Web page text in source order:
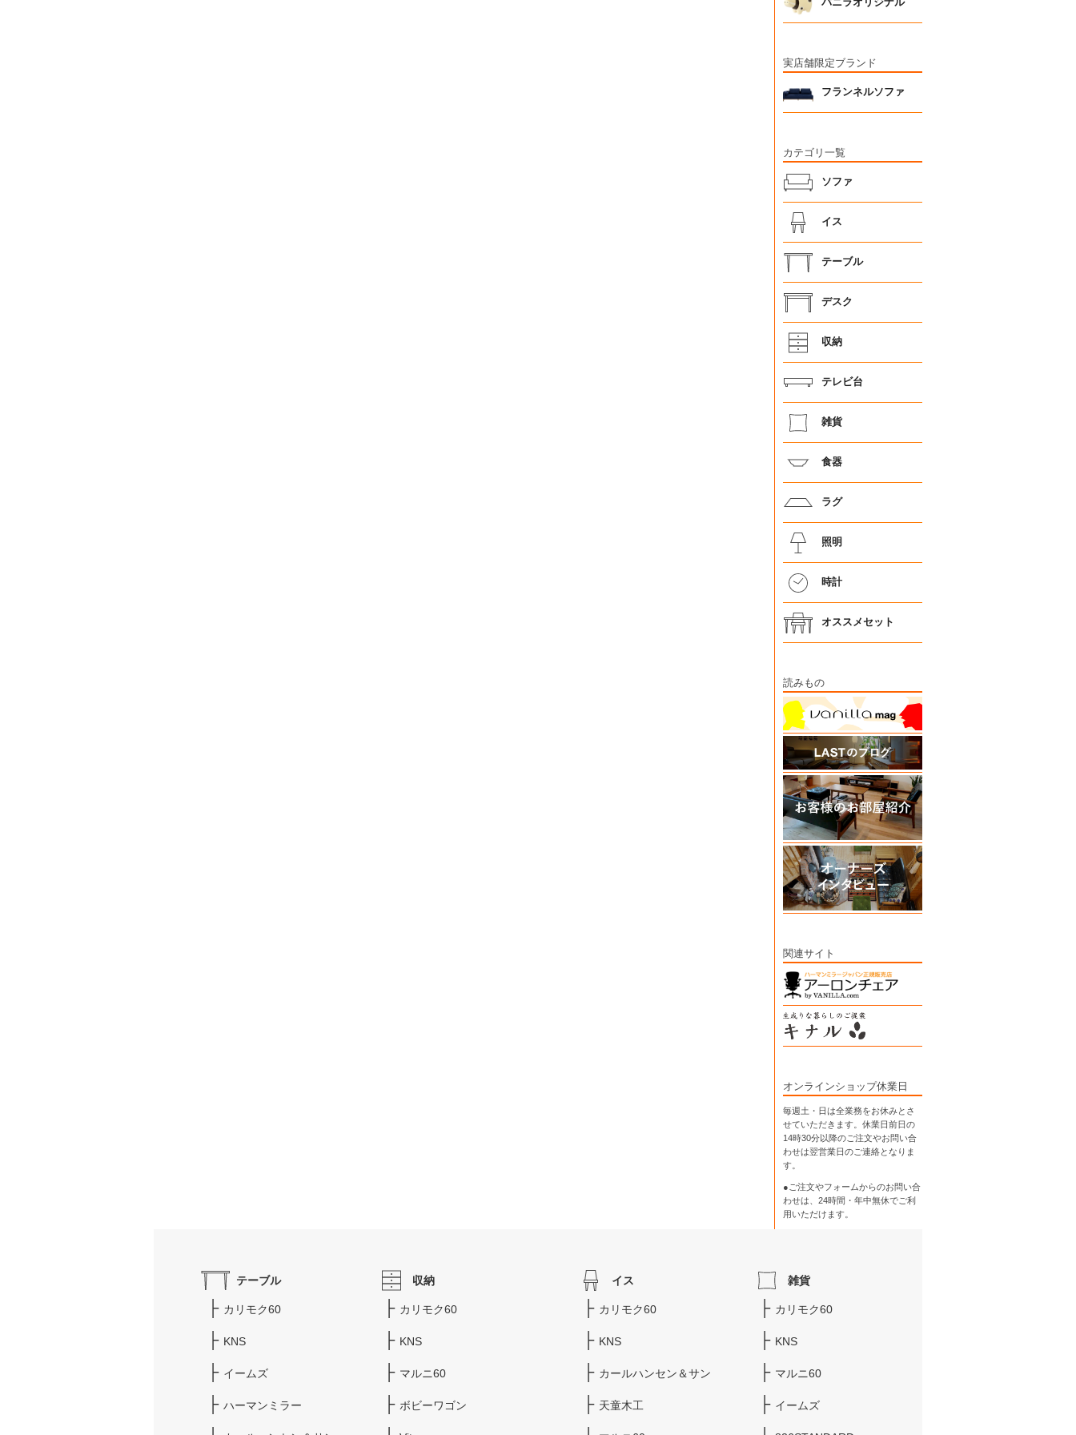
実店舗限定ブランド
フランネルソファ
カテゴリ一覧
ソファ
イス
テーブル
デスク
収納
テレビ台
雑貨
食器
ラグ
照明
時計
オススメセット
読みもの
関連サイト
オンラインショップ休業日
毎週土・日は全業務をお休みとさ
せていただきます。休業日前日の
14時30分以降のご注文やお問い合
わせは翌営業日のご連絡となりま
す。
●ご注文やフォームからのお問い合
わせは、 24時間・年中無休でご利
用いただけます。
テーブル
カリモク60
KNS
イームズ
ハーマンミラー
収納
カリモク60
KNS
マルニ60
ボビーワゴン
イス
カリモク60
KNS
カールハンセン＆サン
天童木工
雑貨
カリモク60
KNS
マルニ60
イームズ